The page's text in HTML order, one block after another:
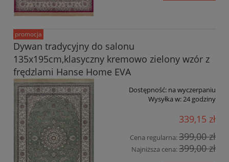
Dywan tradycyjny do salonu
135x195cm,klasyczny kremowo zielony wzór z
frędzlami Hanse Home EVA
Dostępność: na wyczerpaniu
Wysyłka w:24 godziny
339,15 zł
Cena regularna:399,00 zł
Najniższa cena:399,00 zł
promocja